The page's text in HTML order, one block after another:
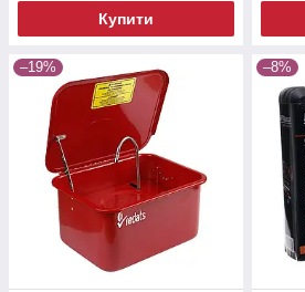
Купити
–19% –8%